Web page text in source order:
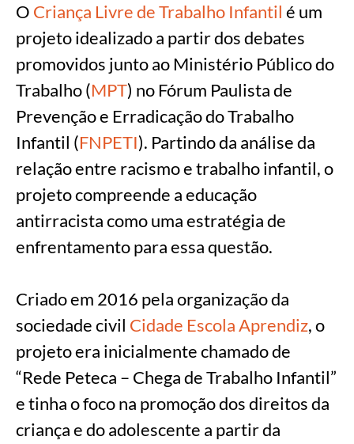
O Criança Livre de Trabalho Infantil é um
projeto idealizado a partir dos debates
promovidos junto ao Ministério Público do
Trabalho (MPT) no Fórum Paulista de
Prevenção e Erradicação do Trabalho
Infantil (FNPETI). Partindo da análise da
relação entre racismo e trabalho infantil, o
projeto compreende a educação
antirracista como uma estratégia de
enfrentamento para essa questão.
Criado em 2016 pela organização da
sociedade civil Cidade Escola Aprendiz, o
projeto era inicialmente chamado de
“Rede Peteca – Chega de Trabalho Infantil”
e tinha o foco na promoção dos direitos da
criança e do adolescente a partir da